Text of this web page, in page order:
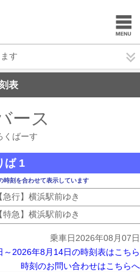
す
表
ース
くばーす
ば 1
刻を合わせて表示しています
【急行】横浜駅前ゆき
【特急】横浜駅前ゆき
乗車日2026年08月07日
～2026年8月14日の時刻表はこちら
時刻のお問い合わせはこちらへ